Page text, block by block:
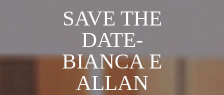
SAVE THE
DATE-
BIANCA E
ALLAN